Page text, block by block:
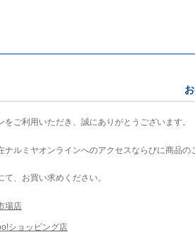
をご利用いただき、誠にありがとうございます。
ナルミヤオンラインへのアクセスならびに商品の
、お買い求めください。
場店
ショッピング店